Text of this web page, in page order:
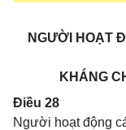
NGƯỜI HOẠT
KHÁNG
Điều 28
Người hoạt động